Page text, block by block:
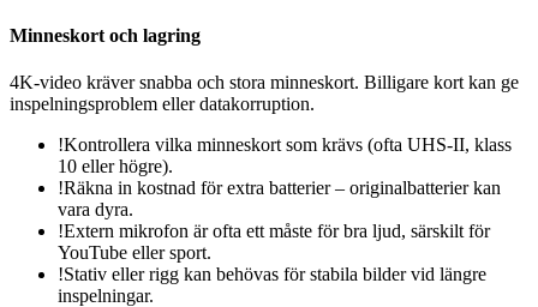
Minneskort och lagring
4K-video kräver snabba och stora minneskort. Billigare kort kan ge
inspelningsproblem eller datakorruption.
!Kontrollera vilka minneskort som krävs (ofta UHS-II, klass
10 eller högre).
!Räkna in kostnad för extra batterier – originalbatterier kan
vara dyra.
!Extern mikrofon är ofta ett måste för bra ljud, särskilt för
YouTube eller sport.
!Stativ eller rigg kan behövas för stabila bilder vid längre
inspelningar.